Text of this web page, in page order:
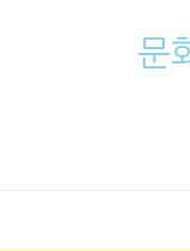
문